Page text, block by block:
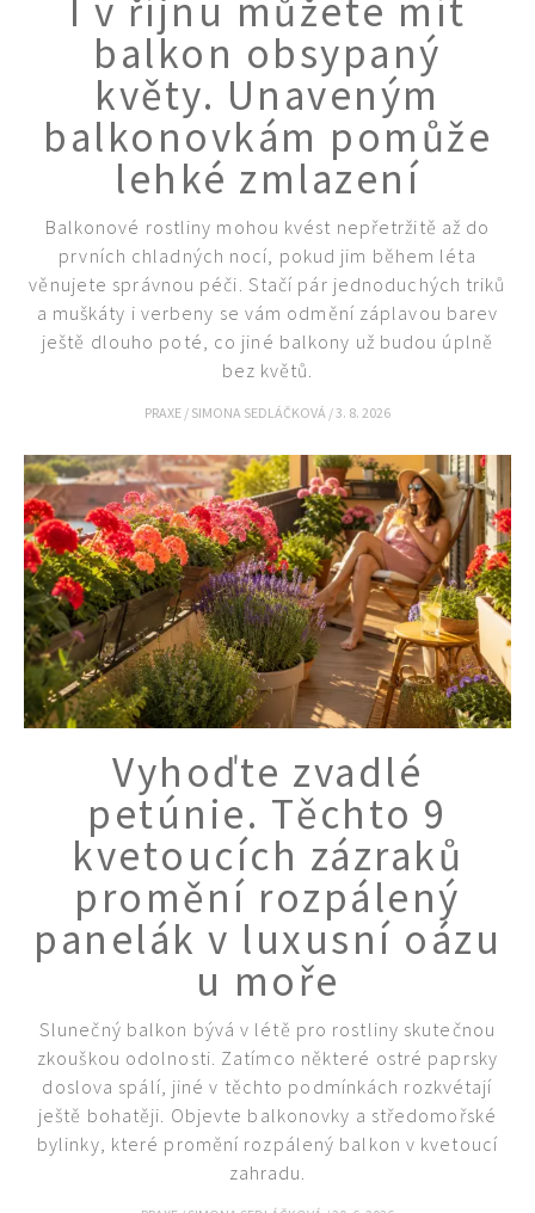
KVÍZY A TESTY
I v říjnu můžete mít
balkon obsypaný
květy. Unaveným
balkonovkám pomůže
lehké zmlazení
Balkonové rostliny mohou kvést nepřetržitě až do
prvních chladných nocí, pokud jim během léta
věnujete správnou péči. Stačí pár jednoduchých triků
a muškáty i verbeny se vám odmění záplavou barev
ještě dlouho poté, co jiné balkony už budou úplně
bez květů.
PRAXE / SIMONA SEDLÁČKOVÁ /3. 8. 2026
Vyhoďte zvadlé
petúnie. Těchto 9
kvetoucích zázraků
promění rozpálený
panelák v luxusní oázu
u moře
Slunečný balkon bývá v létě pro rostliny skutečnou
zkouškou odolnosti. Zatímco některé ostré paprsky
doslova spálí, jiné v těchto podmínkách rozkvétají
ještě bohatěji. Objevte balkonovky a středomořské
bylinky, které promění rozpálený balkon v kvetoucí
zahradu.